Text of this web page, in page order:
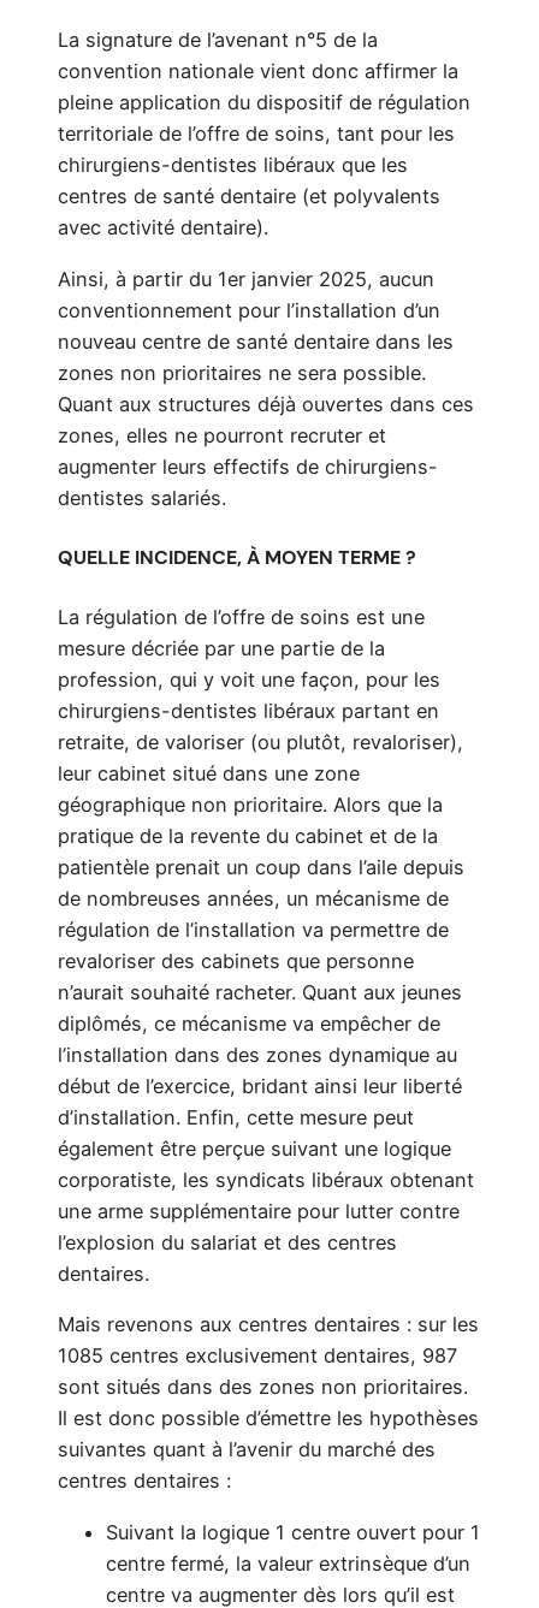
La signature de l’avenant n°5 de la
convention nationale vient donc affirmer la
pleine application du dispositif de régulation
territoriale de l’offre de soins, tant pour les
chirurgiens-dentistes libéraux que les
centres de santé dentaire (et polyvalents
avec activité dentaire).
Ainsi, à partir du 1er janvier 2025, aucun
conventionnement pour l’installation d’un
nouveau centre de santé dentaire dans les
zones non prioritaires ne sera possible.
Quant aux structures déjà ouvertes dans ces
zones, elles ne pourront recruter et
augmenter leurs effectifs de chirurgiens-
dentistes salariés.
QUELLE INCIDENCE, À MOYEN TERME ?
La régulation de l’offre de soins est une
mesure décriée par une partie de la
profession, qui y voit une façon, pour les
chirurgiens-dentistes libéraux partant en
retraite, de valoriser (ou plutôt, revaloriser),
leur cabinet situé dans une zone
géographique non prioritaire. Alors que la
pratique de la revente du cabinet et de la
patientèle prenait un coup dans l’aile depuis
de nombreuses années, un mécanisme de
régulation de l’installation va permettre de
revaloriser des cabinets que personne
n’aurait souhaité racheter. Quant aux jeunes
diplômés, ce mécanisme va empêcher de
l’installation dans des zones dynamique au
début de l’exercice, bridant ainsi leur liberté
d’installation. Enfin, cette mesure peut
également être perçue suivant une logique
corporatiste, les syndicats libéraux obtenant
une arme supplémentaire pour lutter contre
l’explosion du salariat et des centres
dentaires.
Mais revenons aux centres dentaires : sur les
1085 centres exclusivement dentaires, 987
sont situés dans des zones non prioritaires.
Il est donc possible d’émettre les hypothèses
suivantes quant à l’avenir du marché des
centres dentaires :
Suivant la logique 1 centre ouvert pour 1
centre fermé, la valeur extrinsèque d’un
centre va augmenter dès lors qu’il est